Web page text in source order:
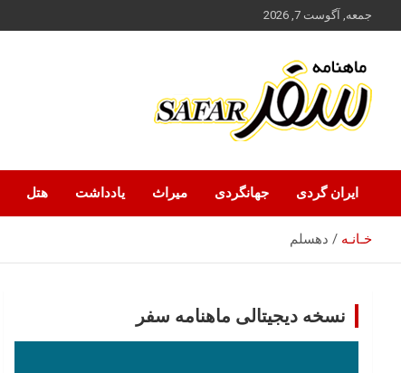
محتوا
جمعه, آگوست 7, 2026
سفر آنلاین
ایران گردی جهانگردی میراث یادداشت هتل
خـانـه دهسلم
نسخه دیجیتالی ماهنامه سفر